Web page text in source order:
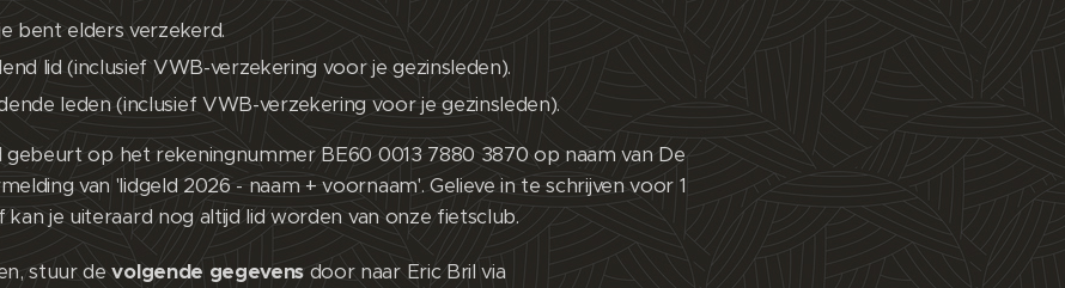
bent elders verzekerd.
lid (inclusief VWB-verzekering voor je gezinsleden).
leden (inclusief VWB-verzekering voor je gezinsleden).
gebeurt op het rekeningnummer BE60 0013 7880 3870 op naam van De
van 'lidgeld 2026 - naam + voornaam'. Gelieve in te schrijven voor 1
je uiteraard nog altijd lid worden van onze fietsclub.
stuur devolgende gegevens door naar Eric Bril via